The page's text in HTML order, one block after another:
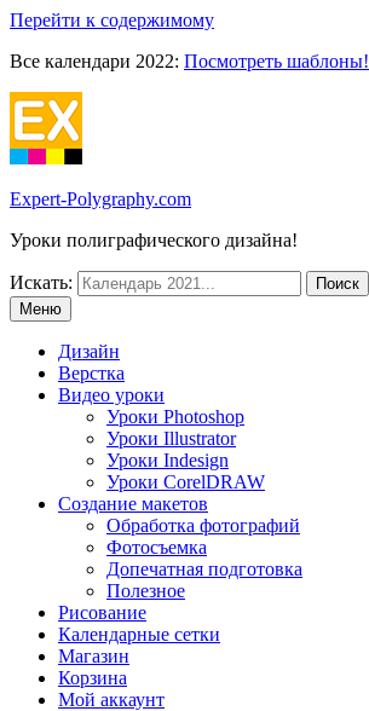
Перейти к содержимому
Все календари 2022: Посмотреть шаблоны!
Expert-Polygraphy.com
Уроки полиграфического дизайна!
Искать:
Меню
Дизайн
Верстка
Видео уроки
Уроки Photoshop
Уроки Illustrator
Уроки Indesign
Уроки CorelDRAW
Создание макетов
Обработка фотографий
Фотосъемка
Допечатная подготовка
Полезное
Рисование
Календарные сетки
Магазин
Корзина
Мой аккаунт